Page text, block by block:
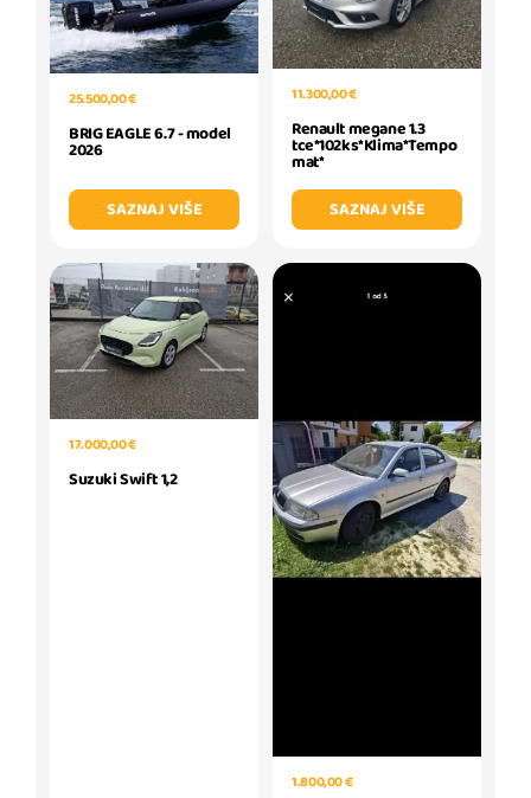
25.500,00 €
BRIG EAGLE 6.7 - model
2026
SAZNAJ VIŠE
11.300,00 €
Renault megane 1.3
tce*102ks*Klima*Tempo
mat*
SAZNAJ VIŠE
17.000,00 €
Suzuki Swift 1,2
1.800,00 €